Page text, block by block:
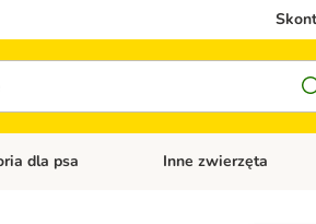
kotakategorii: Karma dla psa
dla psa Otwórz menu kategorii:
Inne zwierzęta